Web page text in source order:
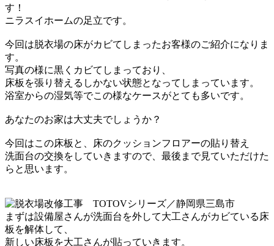
す！
ニラスイホームの足立です。
今回は脱衣場の床がカビてしまったお客様のご紹介になりま
す。
写真の様に黒くカビてしまっており、
床板を張り替えるしかない状態となってしまっています。
浴室からの湿気等でこの様なケースがとても多いです。
あなたのお家は大丈夫でしょうか？
今回はこの床板と、床のクッションフロアーの貼り替え
洗面台の交換をしていきますので、最後まで見ていただけた
らと思います。
まずは設備屋さんが洗面台を外して大工さんがカビている床
板を解体して、
新しい床板を大工さんが貼っていきます。